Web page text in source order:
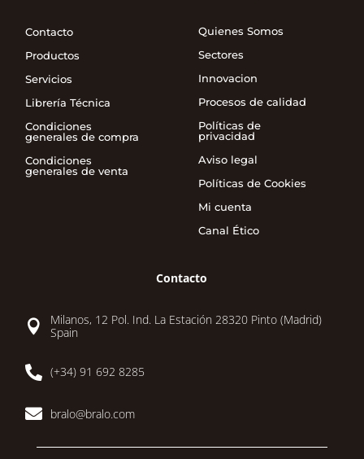
Contacto
Productos
Servicios
Librería Técnica
Condiciones
generales de compra
Condiciones
generales de venta
Quienes Somos
Sectores
Innovacion
Procesos de calidad
Políticas de
privacidad
Aviso legal
Políticas de Cookies
Mi cuenta
Canal Ético
Contacto

Milanos, 12 Pol. Ind. La Estación 28320 Pinto (Madrid)
Spain
 (+34) 91 692 8285
 bralo@bralo.com